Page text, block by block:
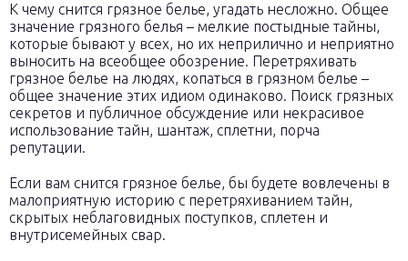
К чему снится грязное белье, угадать несложно. Общее
значение грязного белья – мелкие постыдные тайны,
которые бывают у всех, но их неприлично и неприятно
выносить на всеобщее обозрение. Перетряхивать
грязное белье на людях, копаться в грязном белье –
общее значение этих идиом одинаково. Поиск грязных
секретов и публичное обсуждение или некрасивое
использование тайн, шантаж, сплетни, порча
репутации.
Если вам снится грязное белье, бы будете вовлечены в
малоприятную историю с перетряхиванием тайн,
скрытых неблаговидных поступков, сплетен и
внутрисемейных свар.